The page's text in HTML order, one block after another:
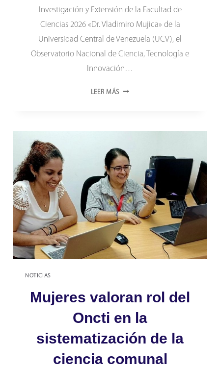
Investigación y Extensión de la Facultad de
Ciencias 2026 «Dr. Vladimiro Mujica» de la
Universidad Central de Venezuela (UCV), el
Observatorio Nacional de Ciencia, Tecnología e
Innovación…
LEER MÁS ONCTI
I+D
EN
VENEZUELA
DURANTE
JORNADAS
DE
INVESTIGACIÓN
DE
LA
UCV
NOTICIAS
Mujeres valoran rol del
Oncti en la
sistematización de la
ciencia comunal